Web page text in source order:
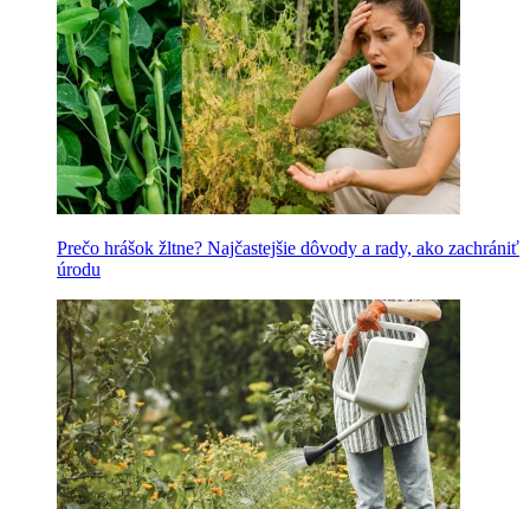
Prečo hrášok žltne? Najčastejšie dôvody a rady, ako zachrániť
úrodu